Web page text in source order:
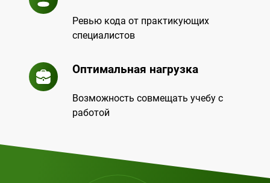
Ревью кода от практикующих
специалистов
Оптимальная нагрузка
Возможность совмещать учебу с
работой